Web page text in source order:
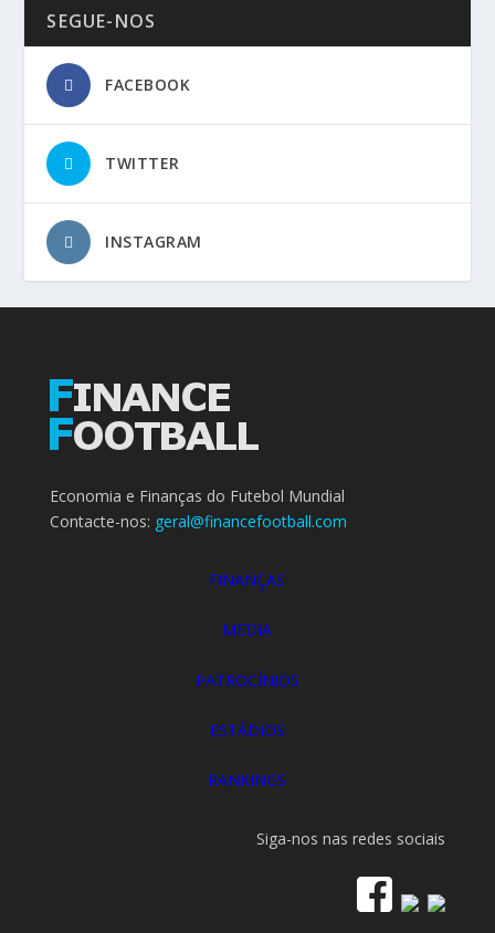
SEGUE-NOS
FACEBOOK
TWITTER
INSTAGRAM
Economia e Finanças do Futebol Mundial
Contacte-nos: geral@financefootball.com
FINANÇAS
MEDIA
PATROCÍNIOS
ESTÁDIOS
RANKINGS
Siga-nos nas redes sociais